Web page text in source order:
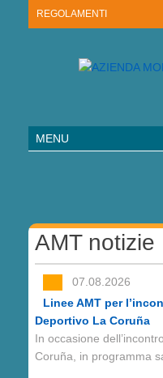
REGOLAMENTI
AMT notizie
07.08.2026
Linee AMT per
Deportivo La Coruña
In occasione
Coruña, in programma